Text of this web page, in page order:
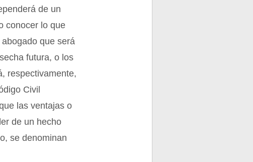
de un
conocer lo que
que será
futura, o los
respectivamente,
Civil
las ventajas o
de un hecho
se denominan